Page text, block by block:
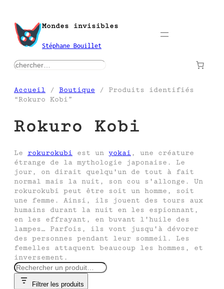
contenu
Mondes invisibles
Stéphane Bouillet
rechercher
Accueil / Boutique / Produits identifiés
“Rokuro Kobi”
Rokuro Kobi
Le rokurokubi est un yokai , une créature
étrange de la mythologie japonaise. Le
jour, on dirait quelqu'un de tout à fait
normal mais la nuit, son cou s'allonge. Un
rokurokubi peut être soit un homme, soit
une femme. Ainsi, ils jouent des tours aux
humains durant la nuit en les espionnant,
en les effrayant, en buvant l'huile des
lampes… Parfois, ils vont jusqu'à dévorer
des personnes pendant leur sommeil. Les
femelles attaquent beaucoup les hommes, et
inversement.
R
e
Filtrer les produits